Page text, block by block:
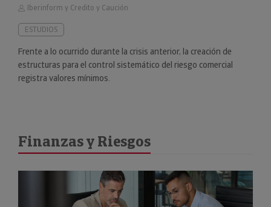
Iberinform y Credito y Caución
ESTUDIOS
Frente a lo ocurrido durante la crisis anterior, la creación de
estructuras para el control sistemático del riesgo comercial
registra valores mínimos.
Finanzas y Riesgos